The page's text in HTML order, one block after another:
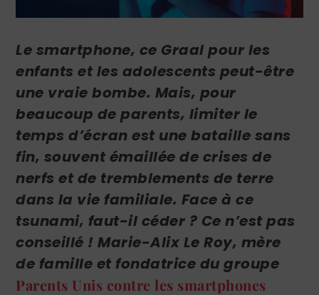
Le smartphone, ce Graal pour les
enfants et les adolescents peut-être
une vraie bombe. Mais, pour
beaucoup de parents, limiter le
temps d’écran est une bataille sans
fin, souvent émaillée de crises de
nerfs et de tremblements de terre
dans la vie familiale. Face à ce
tsunami, faut-il céder ? Ce n’est pas
conseillé ! Marie-Alix Le Roy, mère
de famille et fondatrice du groupe
Parents Unis contre les smartphones